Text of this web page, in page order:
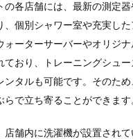
の各店舗には、最新の測定
、個別シャワー室や充実し
ォーターサーバーやオリジ
ており、トレーニングシュ
ンタルも可能です。そのた
らで立ち寄ることができます
店舗内に洗濯機が設置され